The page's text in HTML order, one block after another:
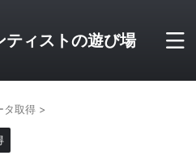
ティストの遊び場
タ取得 >